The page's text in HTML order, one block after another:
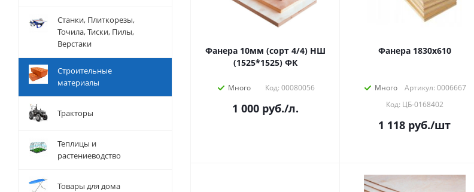
Фанера 10мм (сорт 4/4) НШ
(1525*1525) ФК
Много Код: 00080056
1 000 руб./л.
Фанера 1830х610
Много
Артикул: 0006667
Код: ЦБ-0168402
1 118 руб./шт
Станки, Плиткорезы,
Точила, Тиски, Пилы,
Верстаки
Строительные
материалы
Тракторы
Теплицы и
растениеводство
Товары для дома